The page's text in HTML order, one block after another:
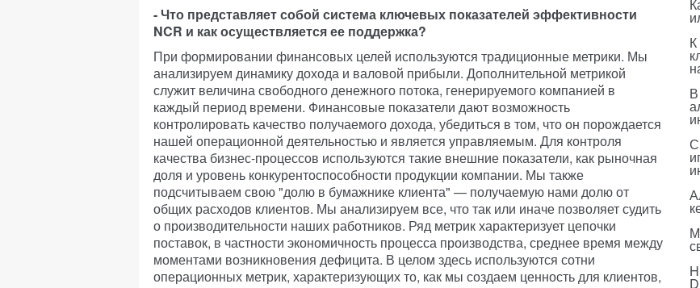
- Что представляет собой система ключевых показателей эффективности
NCR и как осуществляется ее поддержка?
При формировании финансовых целей используются традиционные метрики. Мы
анализируем динамику дохода и валовой прибыли. Дополнительной метрикой
служит величина свободного денежного потока, генерируемого компанией в
каждый период времени. Финансовые показатели дают возможность
контролировать качество получаемого дохода, убедиться в том, что он порождается
нашей операционной деятельностью и является управляемым. Для контроля
качества бизнес-процессов используются такие внешние показатели, как рыночная
доля и уровень конкурентоспособности продукции компании. Мы также
подсчитываем свою "долю в бумажнике клиента" — получаемую нами долю от
общих расходов клиентов. Мы анализируем все, что так или иначе позволяет судить
о производительности наших работников. Ряд метрик характеризует цепочки
поставок, в частности экономичность процесса производства, среднее время между
моментами возникновения дефицита. В целом здесь используются сотни
операционных метрик, характеризующих то, как мы создаем ценность для клиентов,
С